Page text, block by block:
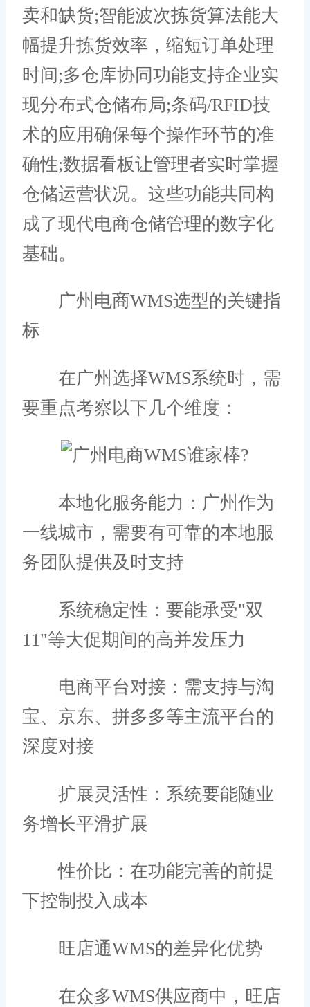
卖和缺货;智能波次拣货算法能大
幅提升拣货效率，缩短订单处理
时间;多仓库协同功能支持企业实
现分布式仓储布局;条码/RFID技
术的应用确保每个操作环节的准
确性;数据看板让管理者实时掌握
仓储运营状况。这些功能共同构
成了现代电商仓储管理的数字化
基础。
广州电商WMS选型的关键指
标
在广州选择WMS系统时，需
要重点考察以下几个维度：
本地化服务能力：广州作为
一线城市，需要有可靠的本地服
务团队提供及时支持
系统稳定性：要能承受"双
11"等大促期间的高并发压力
电商平台对接：需支持与淘
宝、京东、拼多多等主流平台的
深度对接
扩展灵活性：系统要能随业
务增长平滑扩展
性价比：在功能完善的前提
下控制投入成本
旺店通WMS的差异化优势
在众多WMS供应商中，旺店